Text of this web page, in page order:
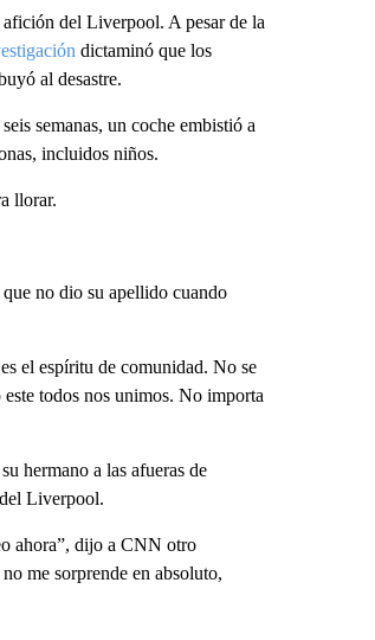
del Liverpool. A pesar de la
dictaminó que los
al desastre.
semanas, un coche embistió a
incluidos niños.
llorar.
no dio su apellido cuando
el espíritu de comunidad. No se
todos nos unimos. No importa
hermano a las afueras de
Liverpool.
ahora”, dijo a CNN otro
me sorprende en absoluto,